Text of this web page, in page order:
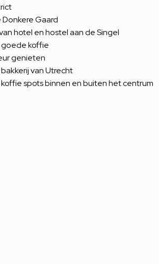
Donkere Gaard
hotel en hostel aan de Singel
goede koffie
genieten
van Utrecht
spots binnen en buiten het centrum